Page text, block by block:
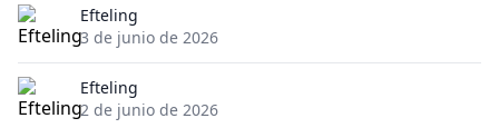
Efteling
3 de junio de 2026
Efteling
2 de junio de 2026